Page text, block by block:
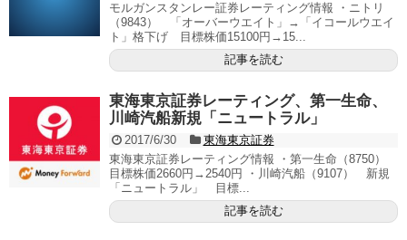
モルガンスタンレー証券レーティング情報 ・ニトリ
（9843） 「オーバーウエイト」→「イコールウエイ
ト」格下げ 目標株価15100円→15...
記事を読む
東海東京証券レーティング、第一生命、
川崎汽船新規「ニュートラル」
2017/6/30
東海東京証券
東海東京証券レーティング情報 ・第一生命（8750）
目標株価2660円→2540円 ・川崎汽船（9107） 新規
「ニュートラル」 目標...
記事を読む